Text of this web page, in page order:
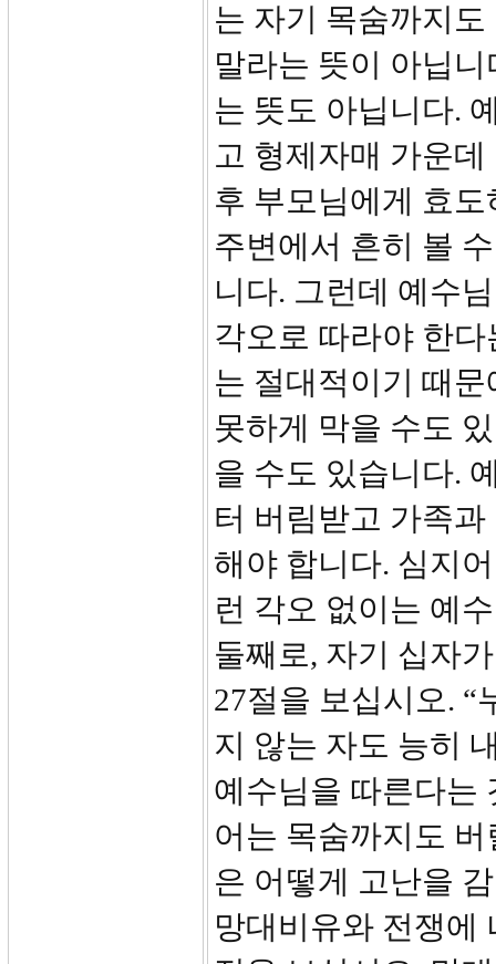
는 자기 목숨까지
말라는 뜻이 아닙
는 뜻도 아닙니다.
고 형제자매 가운
후 부모님에게 효
주변에서 흔히 볼
니다. 그런데 예수
각오로 따라야 한
는 절대적이기 때
못하게 막을 수도
을 수도 있습니다.
터 버림받고 가족
해야 합니다. 심지
런 각오 없이는 예
둘째로, 자기 십자
27절을 보십시오. “
지 않는 자도 능히
예수님을 따른다는
어는 목숨까지도
은 어떻게 고난을
망대비유와 전쟁에